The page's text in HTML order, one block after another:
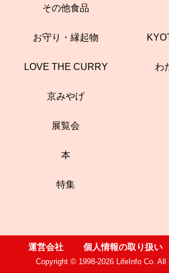
その他食品
お守り・縁起物
LOVE THE CURRY わ
京みやげ
展覧会
本
特集
運営会社 個人情報の取り扱い
Copyright © 1998-2026 LifeInfo Co. All